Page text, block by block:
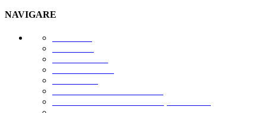
NAVIGARE